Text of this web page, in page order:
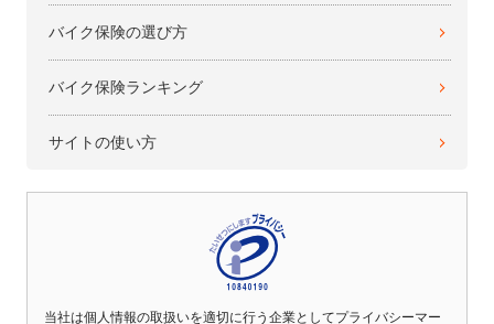
バイク保険の選び方
バイク保険ランキング
サイトの使い方
当社は個人情報の取扱いを適切に行う企業としてプライバシーマー